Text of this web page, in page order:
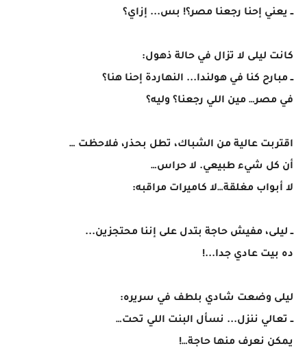
ــ يعني إحنا رجعنا مصر؟! بس... إزاي؟
كانت ليلى لا تزال في حالة ذهول:
ــ مبارح كنا في هولندا... النهاردة إحنا هنا؟
في مصر… مين اللي رجعنا؟ وليه؟
اقتربت عالية من الشباك، تطل بحذر، فلاحظت …
أن كل شيء طبيعي. لا حراس…
لا أبواب مغلقة…لا كاميرات مراقبه:
ــ ليلى، مفيش حاجة بتدل على إننا محتجزين...
ده بيت عادي جدا...!
ليلى وضعت شادي بلطف في سريره:
ــ تعالي ننزل... نسأل البنت اللي تحت…
يمكن نعرف منها حاجة…!